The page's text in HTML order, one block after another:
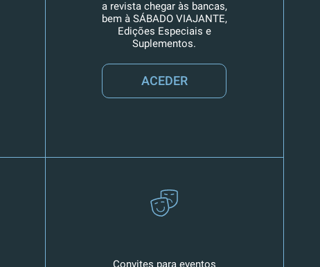
a revista chegar às bancas,
bem à SÁBADO VIAJANTE,
Edições Especiais e
Suplementos.
ACEDER
Convites para eventos